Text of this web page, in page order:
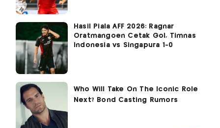
Hasil Piala AFF 2026: Ragnar
Oratmangoen Cetak Gol, Timnas
Indonesia vs Singapura 1-0